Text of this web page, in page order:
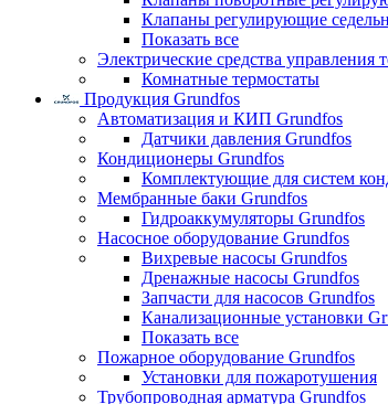
Клапаны регулирующие
Показать все
Электрические средства управления
Комнатные термостаты
Продукция Grundfos
Автоматизация и КИП Grundfos
Датчики давления Grundfos
Кондиционеры Grundfos
Комплектующие для систем
Мембранные баки Grundfos
Гидроаккумуляторы Grundfos
Насосное оборудование Grundfos
Вихревые насосы Grundfos
Дренажные насосы Grundfos
Запчасти для насосов Grundfos
Канализационные установки
Показать все
Пожарное оборудование Grundfos
Установки для пожаротушения
Трубопроводная арматура Grundfos